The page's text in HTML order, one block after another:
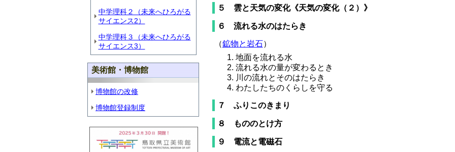
中学理科２（未来へひろがる
サイエンス2）
中学理科３（未来へひろがる
サイエンス3）
美術館・博物館
博物館の改修
博物館登録制度
５ 雲と天気の変化《天気の変化（２）》
６ 流れる水のはたらき
（鉱物と岩石）
地面を流れる水
流れる水の量が変わるとき
川の流れとそのはたらき
わたしたちのくらしを守る
７ ふりこのきまり
８ もののとけ方
９ 電流と電磁石